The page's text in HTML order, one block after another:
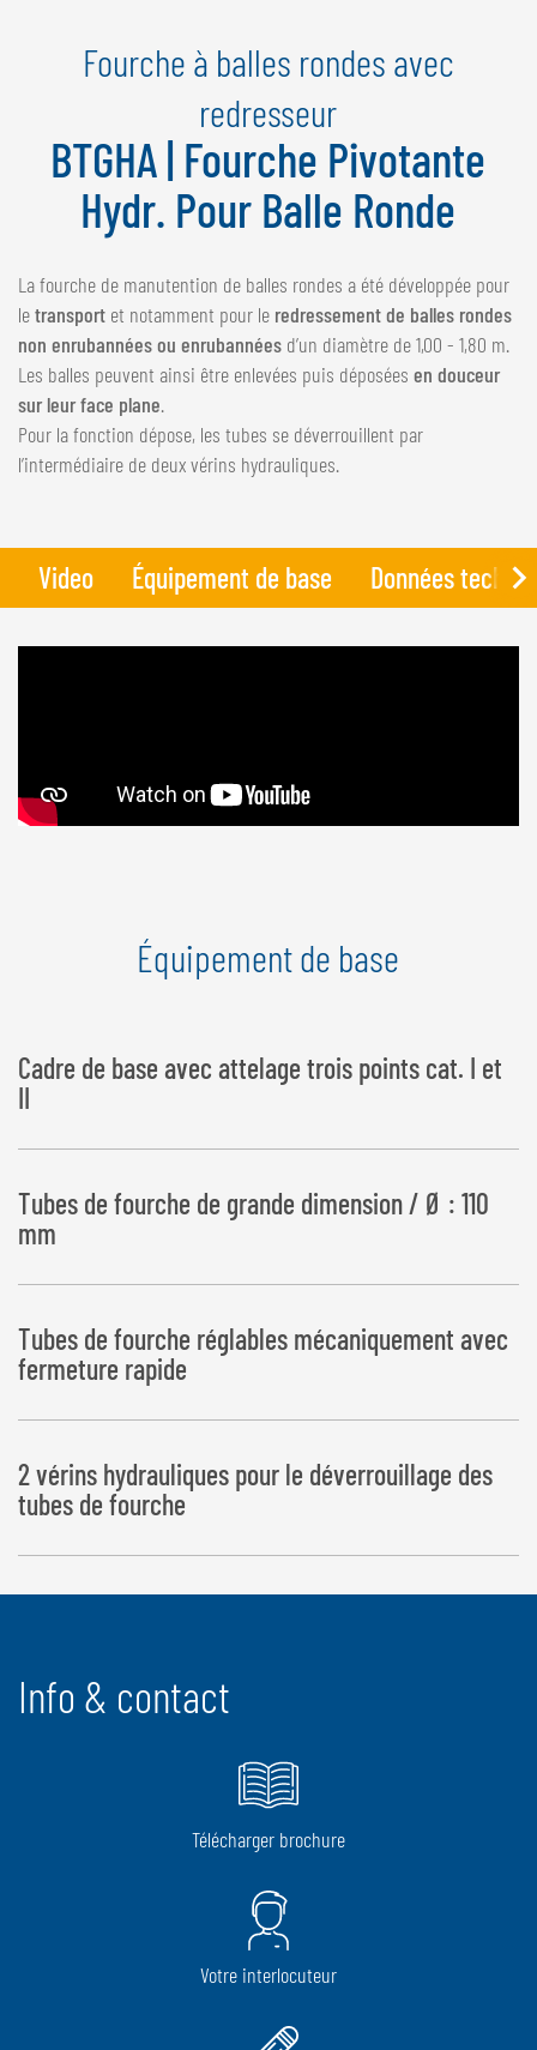
FRANÇAIS
SUISSE
GÖWEIL Schweiz
FRANÇAIS
Fourche à balles rondes avec
redresseur
BTGHA | Fourche Pivotante
Hydr. Pour Balle Ronde
La fourche de manutention de balles rondes a été développée pour
letransport et notamment pour le redressement de balles rondes
non enrubannées ou enrubannées d’un diamètre de 1,00 - 1,80 m.
Les balles peuvent ainsi être enlevées puis déposées en douceur
sur leur face plane.
Pour la fonction dépose, les tubes se déverrouillent par
l’intermédiaire de deux vérins hydrauliques.
Video Équipement de base Données
Équipement de base
Cadre de base avec attelage trois points cat. I et
II
Tubes de fourche de grande dimension / Ø : 110
mm
Tubes de fourche réglables mécaniquement avec
fermeture rapide
2 vérins hydrauliques pour le déverrouillage des
tubes de fourche
Info & contact
Télécharger brochure
Votre interlocuteur